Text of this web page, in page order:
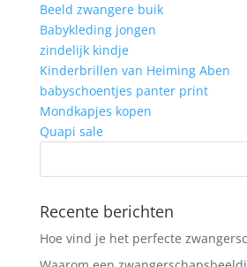
Beeld zwangere buik
Babykleding jongen
zindelijk kindje
Kinderbrillen van Heiming Aben
babyschoentjes panter print
Mondkapjes kopen
Quapi sale
Recente berichten
Hoe vind je het perfecte